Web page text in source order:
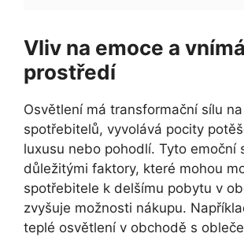
Vliv na emoce a
prostředí
Osvětlení má transformační sílu
spotřebitelů, vyvolává pocity
luxusu nebo pohodlí. Tyto emoční
důležitými faktory, které mohou
spotřebitele k delšímu pobytu v
zvyšuje možnosti nákupu.
teplé osvětlení v obchodě s